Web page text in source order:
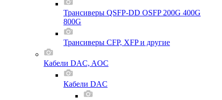
Трансиверы QSFP-DD OSFP 200G 400G
800G
Трансиверы CFP, XFP и другие
Кабели DAC, AOC
Кабели DAC